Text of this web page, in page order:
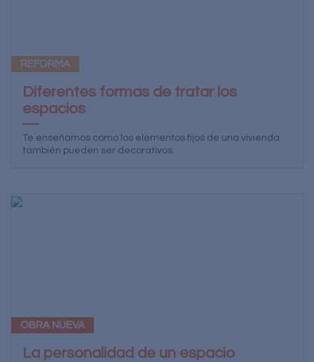
REFORMA
Diferentes formas de tratar los
espacios
Te enseñamos como los elementos fijos de una vivienda
también pueden ser decorativos.
OBRA NUEVA
La personalidad de un espacio